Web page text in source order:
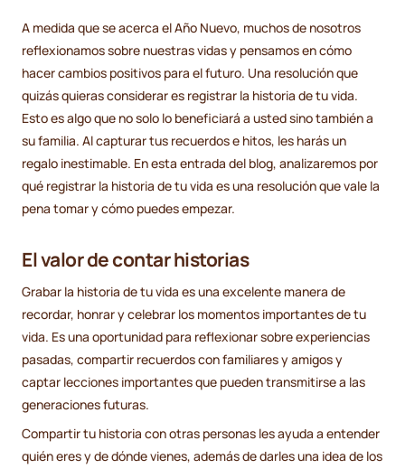
A medida que se acerca el Año Nuevo, muchos de nosotros
reflexionamos sobre nuestras vidas y pensamos en cómo
hacer cambios positivos para el futuro. Una resolución que
quizás quieras considerar es registrar la historia de tu vida.
Esto es algo que no solo lo beneficiará a usted sino también a
su familia. Al capturar tus recuerdos e hitos, les harás un
regalo inestimable. En esta entrada del blog, analizaremos por
qué registrar la historia de tu vida es una resolución que vale la
pena tomar y cómo puedes empezar.
El valor de contar historias
Grabar la historia de tu vida es una excelente manera de
recordar, honrar y celebrar los momentos importantes de tu
vida. Es una oportunidad para reflexionar sobre experiencias
pasadas, compartir recuerdos con familiares y amigos y
captar lecciones importantes que pueden transmitirse a las
generaciones futuras.
Compartir tu historia con otras personas les ayuda a entender
quién eres y de dónde vienes, además de darles una idea de los